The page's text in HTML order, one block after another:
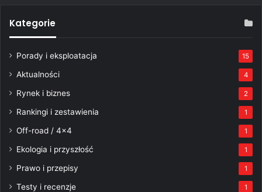
Kategorie
Porady i eksploatacja 15
Aktualności 4
Rynek i biznes 2
Rankingi i zestawienia 1
Off-road / 4×4 1
Ekologia i przyszłość 1
Prawo i przepisy 1
Testy i recenzje 1